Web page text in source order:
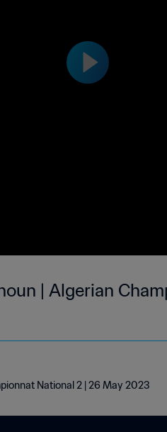
2 | 26 May
National 2 | 26 May 2023